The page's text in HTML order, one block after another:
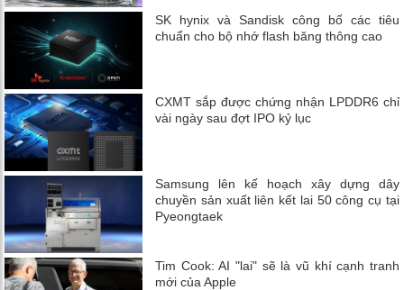
SK hynix và Sandisk công bố các tiêu
chuẩn cho bộ nhớ flash băng thông cao
CXMT sắp được chứng nhận LPDDR6 chỉ
vài ngày sau đợt IPO kỷ lục
Samsung lên kế hoạch xây dựng dây
chuyền sản xuất liên kết lai 50 công cụ tại
Pyeongtaek
Tim Cook: AI "lai" sẽ là vũ khí cạnh tranh
mới của Apple